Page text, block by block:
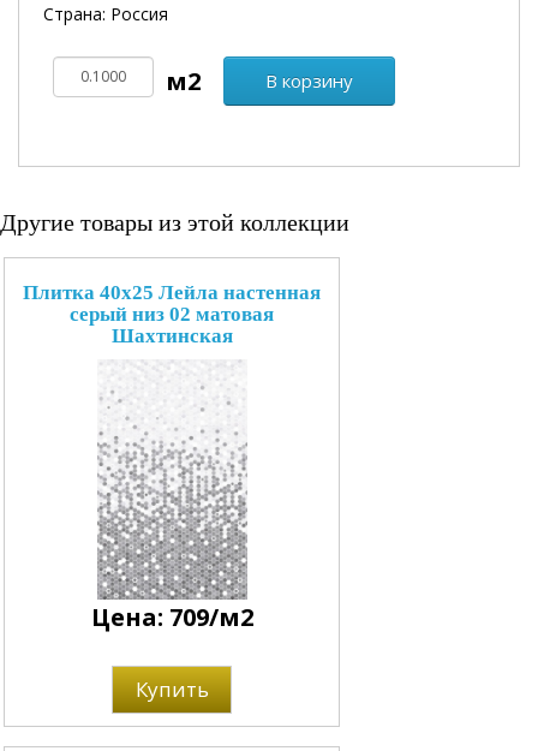
Страна: Россия
В корзину
Другие товары из этой коллекции
Плитка 40x25 Лейла настенная
серый низ 02 матовая
Шахтинская
Цена: 709/м2
Купить